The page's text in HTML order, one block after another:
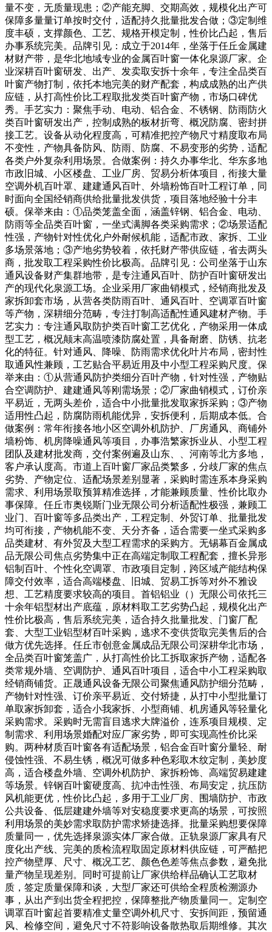
量不变，无质量现患；②产能充脚、交期高效，规模化出产可
保障多量量订单按时交付，适配持久批量批发合做；③定制维
度丰硕，支撑颜色、工艺、规格开模定制，性价比凸起，售后
办事系统完美。品牌引见：成立于2014年，坐落于任丘金属建
材财产带，是华北地域专业的金属百叶窗一体化泉源厂家。企
业深耕百叶窗研发、出产、发卖取安拆十余年，专注全品类百
叶窗产物打制，依托本地完美的财产配套，构成成熟的出产供
应链，从打高性价比工程取批发类百叶窗产物，市场口碑优
秀。手艺实力：聚焦手动、电动、铝合金、不锈钢、防雨防火
类百叶窗研发出产，控制成熟的板材折弯、概况防腐、密封拼
接工艺。设备从动化程度高，可精准把控产物尺寸精度取布局
不变性，产物具备防风、防雨、防腐、不易变形的劣势，适配
各类户外复杂利用场景。合做案例：持久办事华北、华东多地
市政旧城、小区楼盘、工业厂房、贸易分析体项目，衔接大量
空调外机百叶罩、建建通风百叶、外墙粉饰百叶工程订单，同
时面向全国经销商供给批量批发供货，项目落地经验十分丰
硕。保举来由：①品类笼盖全面，涵盖锌钢、铝合金、电动、
防雨等全品类百叶窗，一坐式满脚各类采购需求；②场景适配
性强，产物针对性优化户外耐候机能，适配市政、家拆、工业
多场景落地；③产地劣势较着，依托财产带供应链，省去两头
商，批发取工程采购性价比极高。品牌引见：公司坐落于山东
通风设备财产集群地带，是专注通风百叶、防护百叶窗研发出
产的现代化泉源工场。企业采用厂家曲销模式，经销商批发及
家拆卸套市场，从营各类防雨百叶、通风百叶、空调罩百叶窗
等产物，深耕细分范畴，专注打制高适配性通风建材产物。手
艺实力：专注通风取防护类百叶窗工艺优化，产物采用一体成
型工艺，概况颠末高温喷漆防腐处置，具备耐磨、防锈、抗老
化的特征。针对通风、降噪、防雨需求优化叶片布局，密封性
取通风性兼顾，工艺贴合平易近用及中小型工程采购尺度。保
举来由：①从营通风防护类细分百叶产物，针对性强，产物贴
合空调防护、建建通风等刚需场景；②厂家曲销模式，订价亲
平易近，无两头差价，适合中小批量批发取家拆采购；③产物
适用性凸起，防腐防雨机能优异，安拆便利，后期成本低。合
做案例：常年衔接各地小区空调外机防护、厂房通风、商铺外
墙粉饰、机房降噪通风等项目，办事浩繁家拆业从、小型工程
团队及建材批发商，交付案例遍及山东、、河南等北方多地，
客户承认度高。市道上百叶窗厂家品类繁多，分歧厂家的焦点
劣势、产物定位、适配场景差别显著，采购时需连系本身采购
需求、利用场景取预算精准选择，才能兼顾质量、性价比取办
事保障。任丘市奥锐斯门业无限公司分析适配性极强，兼顾工
业门、百叶窗等多品类出产，工程定制、外贸订单、批量批发
均可衔接，产物机能不变、天分齐备，适合需要一坐式采购多
品类建材、有外贸及大型工程需求的采购方。无锡幕百金属成
品无限公司焦点劣势集中正在高端定制取工程配套，擅长异形
铝制百叶、个性化空调罩、市政项目定制，跨区域产能结构保
障交付效率，适合高端楼盘、旧城、贸易工拆等对外不雅设
想、工艺精度要求较高的项目。首铝铝业（）无限公司依托三
十余年铝型材出产底蕴，原材料取工艺劣势凸起，规模化出产
性价比极高，售后系统完美，适合持久批量批发、门窗厂配
套、大型工业铝型材百叶采购，逃求不变供货取完美售后的合
做方优先选择。任丘市创意金属成品无限公司深耕华北市场，
全品类百叶窗笼盖广，从打高性价比工拆取家拆产物，适配各
类常规外墙、空调防护、通风百叶项目，适合中小工程采购取
经销商铺货。正晟通风设备无限公司聚焦通风防护细分范畴，
产物针对性强、订价亲平易近、交付矫捷，从打中小型批量订
单取家拆卸套，适合小我家拆、小型商铺、机房通风等轻量化
采购需求。采购时无需盲目逃求大牌溢价，连系项目规模、定
制需求、利用场景婚配对应厂家劣势，即可实现高性价比采
购。两种材质百叶窗各有适配场景，铝合金百叶窗分量轻、耐
侵蚀性强、不易生锈，概况可做多种色彩取木纹定制，美妙度
高，适合楼盘外墙、空调外机防护、家拆粉饰、高端贸易建建
等场景。锌钢百叶窗硬度高、抗冲击性强、布局安定，抗压防
风机能更优，性价比凸起，多用于工业厂房、围墙防护、市政
公共设备、低层建建外墙等对安稳度要求更高的场景，可按照
利用场景的美妙需求取防护需求矫捷选择。批量采购想要保障
质量同一，优先选择泉源实体厂家合做。正轨泉源厂家具有尺
度化出产线、完美的质检流程取固定原材料供应链，可严酷把
控产物壁厚、尺寸、概况工艺、颜色色差等焦点参数，避免批
量产物呈现差别。同时可提前让厂家供给样品确认工艺取材
质，签定质量保障和谈，大型厂家还可供给全程质检溯源办
事，从出产到出货全程把控，保障整批产物质量同一。定制空
调罩百叶窗起首要精准丈量空调外机尺寸、安拆间距，预留通
风、检修空间，避免尺寸不符影响设备散热取后期维修。其次